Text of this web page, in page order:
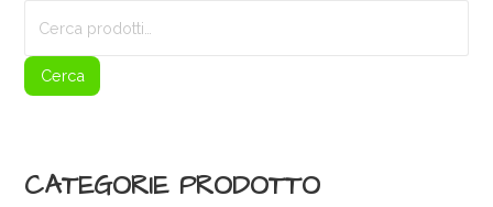
Cerca
CATEGORIE PRODOTTO